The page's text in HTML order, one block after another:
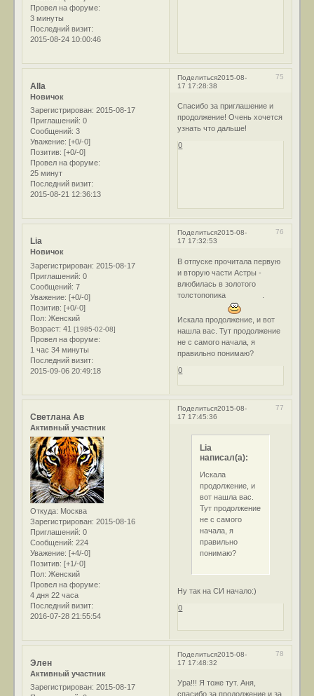
Провел на форуме:
3 минуты
Последний визит:
2015-08-24 10:00:46
Поделиться 75
2015-08-
17 17:28:38
Alla
Новичок
Зарегистрирован: 2015-08-17
Приглашений: 0
Сообщений: 3
Уважение: [+0/-0]
Позитив: [+0/-0]
Провел на форуме:
25 минут
Последний визит:
2015-08-21 12:36:13
Спасибо за приглашение и
продолжение! Очень хочется
узнать что дальше!
0
Поделиться 76
2015-08-
17 17:32:53
Lia
Новичок
Зарегистрирован: 2015-08-17
Приглашений: 0
Сообщений: 7
Уважение: [+0/-0]
Позитив: [+0/-0]
Пол: Женский
Возраст: 41[1985-02-08]
Провел на форуме:
1 час 34 минуты
Последний визит:
2015-09-06 20:49:18
В отпуске прочитала первую
и вторую части Астры -
влюбилась в золотого
толстопопика
Искала продолжение, и вот
нашла вас. Тут продолжение
не с самого начала, я
правильно понимаю?
0
Поделиться 77
2015-08-
17 17:45:36
Светлана Ав
Активный участник
Откуда: Москва
Зарегистрирован: 2015-08-16
Приглашений: 0
Сообщений: 224
Уважение: [+4/-0]
Позитив: [+1/-0]
Пол: Женский
Провел на форуме:
4 дня 22 часа
Последний визит:
2016-07-28 21:55:54
Lia
написал(а):
Искала
продолжение, и
вот нашла вас.
Тут продолжение
не с самого
начала, я
правильно
понимаю?
Ну так на СИ начало:)
0
Поделиться 78
2015-08-
17 17:48:32
Элен
Активный участник
Зарегистрирован: 2015-08-17
Ура!!! Я тоже тут. Аня,
спасибо за продолжение и за